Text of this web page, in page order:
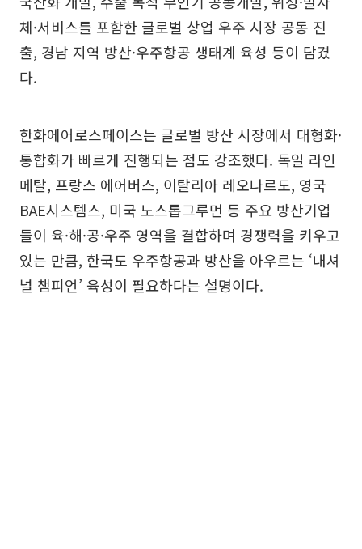
체·서비스를 포함한 글로벌 상업 우주 시장 공동 진
출, 경남 지역 방산·우주항공 생태계 육성 등이 담겼
다.
한화에어로스페이스는 글로벌 방산 시장에서 대형화·
통합화가 빠르게 진행되는 점도 강조했다. 독일 라인
메탈, 프랑스 에어버스, 이탈리아 레오나르도, 영국
BAE시스템스, 미국 노스롭그루먼 등 주요 방산기업
들이 육·해·공·우주 영역을 결합하며 경쟁력을 키우고
있는 만큼, 한국도 우주항공과 방산을 아우르는 ‘내셔
널 챔피언’ 육성이 필요하다는 설명이다.